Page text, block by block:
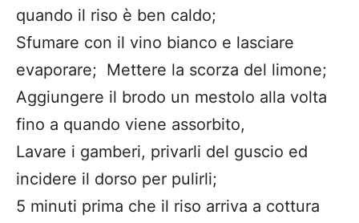
quando il riso è ben caldo;
Sfumare con il vino bianco e lasciare
evaporare; Mettere la scorza del limone;
Aggiungere il brodo un mestolo alla volta
fino a quando viene assorbito,
Lavare i gamberi, privarli del guscio ed
incidere il dorso per pulirli;
5 minuti prima che il riso arriva a cottura